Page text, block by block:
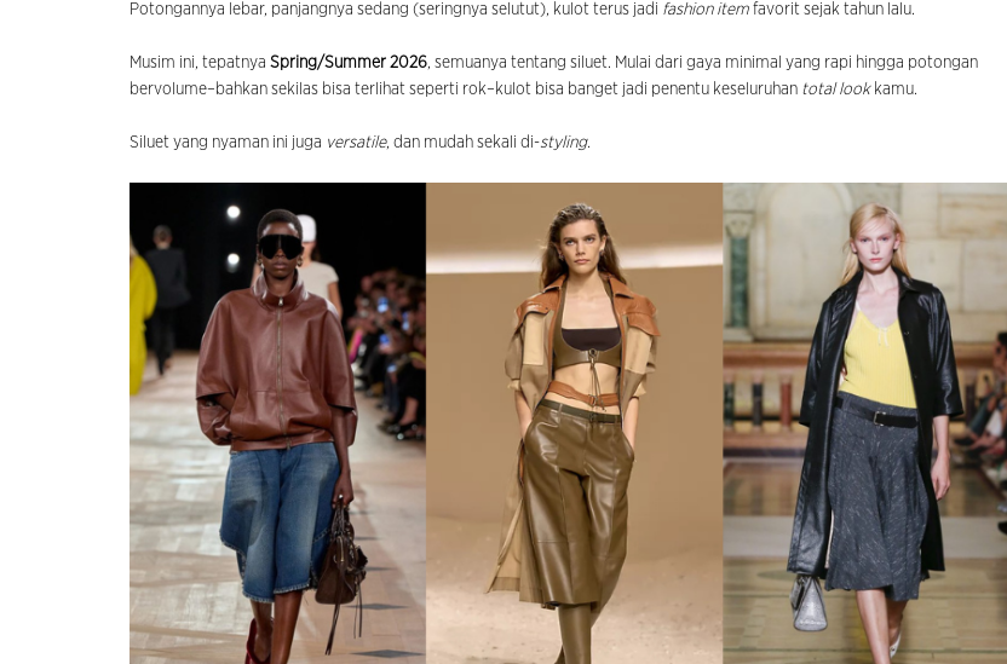
Potongannya lebar, panjangnya sedang (seringnya selutut), kulot terus jadi fashion item favorit sejak tahun lalu.
Musim ini, tepatnya Spring/Summer 2026, semuanya tentang siluet. Mulai dari gaya minimal yang rapi hingga potongan
bervolume–bahkan sekilas bisa terlihat seperti rok–kulot bisa banget jadi penentu keseluruhan total lookkamu.
Siluet yang nyaman ini juga versatile, dan mudah sekali di-styling.